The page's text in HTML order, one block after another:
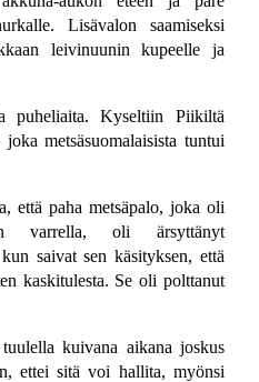
Lisävalon saamiseksi
leivinuunin kupeelle ja
puheliaita. Kyseltiin Piikiltä
metsäsuomalaisista tuntui
että paha metsäpalo, joka oli
varrella, oli ärsyttänyt
saivat sen käsityksen, että
kaskitulesta. Se oli polttanut
kuivana aikana joskus
ettei sitä voi hallita, myönsi